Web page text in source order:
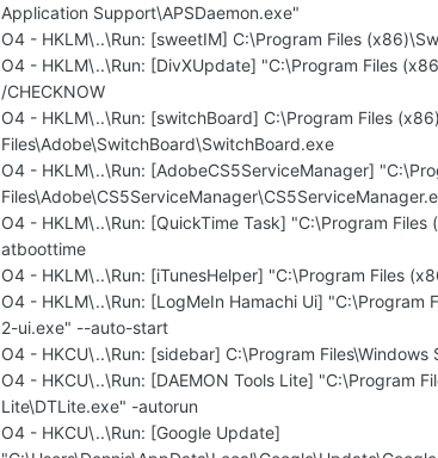
Application Support\APSDaemon.exe"
O4 - HKLM\..\Run: [sweetIM] C:\Program Files
O4 - HKLM\..\Run: [DivXUpdate] "C:\Program Files
/CHECKNOW
O4 - HKLM\..\Run: [switchBoard] C:\Program Files
Files\Adobe\SwitchBoard\SwitchBoard.exe
O4 - HKLM\..\Run: [AdobeCS5ServiceManager]
O4 - HKLM\..\Run: [QuickTime Task] "C:\Program
atboottime
O4 - HKLM\..\Run: [iTunesHelper] "C:\Program Files
O4 - HKLM\..\Run: [LogMeIn Hamachi Ui] "C:\Program
2-ui.exe" --auto-start
O4 - HKCU\..\Run: [sidebar] C:\Program
O4 - HKCU\..\Run: [DAEMON Tools Lite] "C:\Program
Lite\DTLite.exe" -autorun
O4 - HKCU\..\Run: [Google Update]